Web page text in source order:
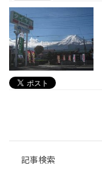
記事検索